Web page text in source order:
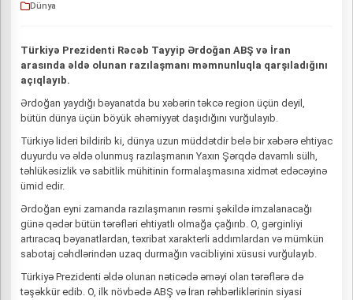
Dünya
Türkiyə Prezidenti Rəcəb Tayyip Ərdoğan ABŞ və İran
arasında əldə olunan razılaşmanı məmnunluqla qarşıladığını
açıqlayıb.
Ərdoğan yaydığı bəyanatda bu xəbərin təkcə region üçün deyil,
bütün dünya üçün böyük əhəmiyyət daşıdığını vurğulayıb.
Türkiyə lideri bildirib ki, dünya uzun müddətdir belə bir xəbərə ehtiyac
duyurdu və əldə olunmuş razılaşmanın Yaxın Şərqdə davamlı sülh,
təhlükəsizlik və sabitlik mühitinin formalaşmasına xidmət edəcəyinə
ümid edir.
Ərdoğan eyni zamanda razılaşmanın rəsmi şəkildə imzalanacağı
günə qədər bütün tərəfləri ehtiyatlı olmağa çağırıb. O, gərginliyi
artıracaq bəyanatlardan, təxribat xarakterli addımlardan və mümkün
sabotaj cəhdlərindən uzaq durmağın vacibliyini xüsusi vurğulayıb.
Türkiyə Prezidenti əldə olunan nəticədə əməyi olan tərəflərə də
təşəkkür edib. O, ilk növbədə ABŞ və İran rəhbərliklərinin siyasi